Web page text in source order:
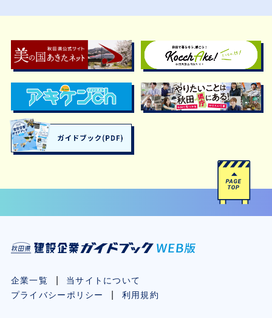
企業一覧
当サイトについて
プライバシーポリシー
利用規約